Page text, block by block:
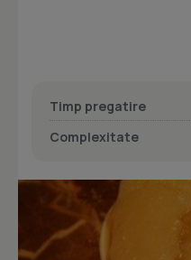
Timp pregatire
Complexitate